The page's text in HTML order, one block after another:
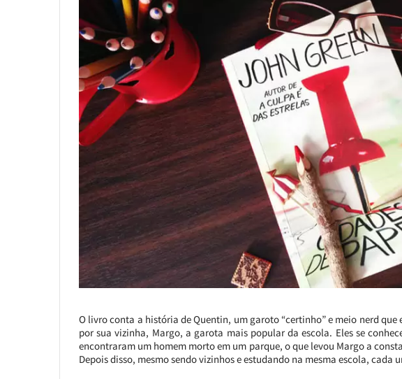
O livro conta a história de Quentin, um garoto “certinho” e meio nerd
por sua vizinha, Margo, a garota mais popular da escola. Eles se
encontraram um homem morto em um parque, o que levou Margo a
Depois disso, mesmo sendo vizinhos e estudando na mesma escola, cada